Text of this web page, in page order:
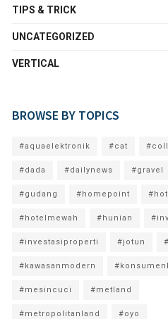
TIPS & TRICK
UNCATEGORIZED
VERTICAL
BROWSE BY TOPICS
#aquaelektronik #cat
#dada #dailynews #gravel
#gudang #homepoint
#hotelmewah #hunian
#investasiproperti #jotun
#kawasanmodern
#mesincuci #metland
#metropolitanland #oyo